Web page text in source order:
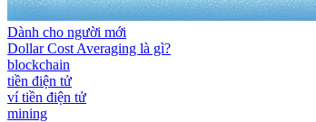
Dành cho người mới
Dollar Cost Averaging là gì?
blockchain
tiền điện tử
ví tiền điện tử
mining